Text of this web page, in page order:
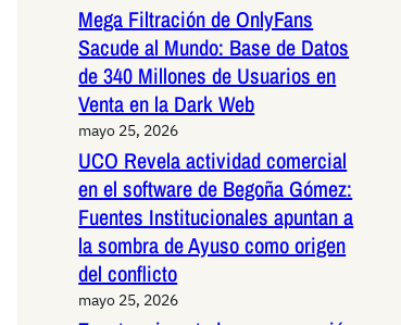
Mega Filtración de OnlyFans
Sacude al Mundo: Base de Datos
de 340 Millones de Usuarios en
Venta en la Dark Web
mayo 25, 2026
UCO Revela actividad comercial
en el software de Begoña Gómez:
Fuentes Institucionales apuntan a
la sombra de Ayuso como origen
del conflicto
mayo 25, 2026